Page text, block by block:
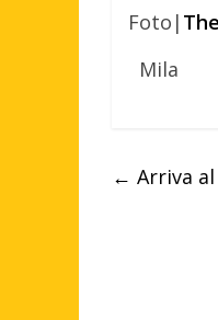
Foto|
Mila
← Arriva al